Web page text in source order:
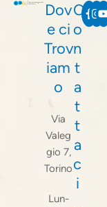
Dov
e ci
Trov
iam
o
Via
Valeg
gio 7,
Torino
Lun-
C
o
n
t
a
t
t
a
c
i